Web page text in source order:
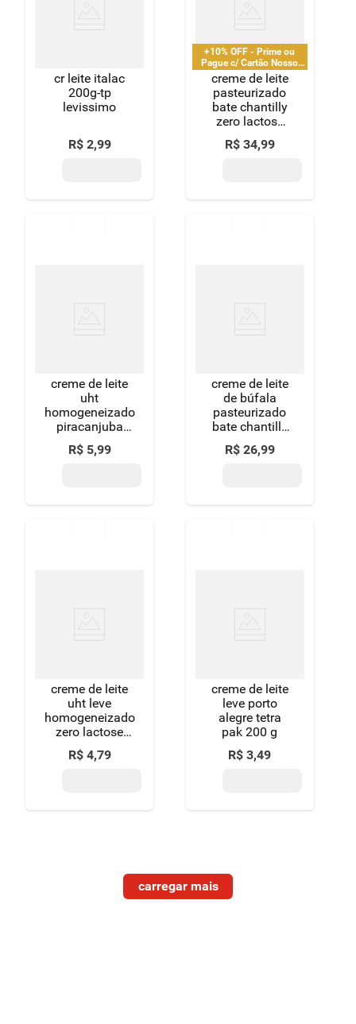
cr leite italac
200g-tp
levissimo
R$ 2,99
+10% OFF - Prime ou
Pague c/ Cartão Nosso
Pay
creme de leite
pasteurizado
bate chantilly
zero lactose
verde campo
lacfree garrafa
R$ 34,99
creme de leite
uht
homogeneizado
piracanjuba
gourmet caixa
com tampa
R$ 5,99
creme de leite
de búfala
pasteurizado
bate chantilly
bom destino
garrafa 500g
R$ 26,99
creme de leite
uht leve
homogeneizado
zero lactose
para dietas com
restrição de
R$ 4,79
creme de leite
leve porto
alegre tetra
pak 200 g
R$ 3,49